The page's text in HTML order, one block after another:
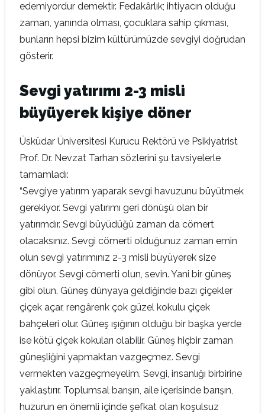
edemiyordur demektir. Fedakârlık; ihtiyacın olduğu
zaman, yanında olması, çocuklara sahip çıkması,
bunların hepsi bizim kültürümüzde sevgiyi doğrudan
gösterir.
Sevgi yatırımı 2-3 misli
büyüyerek kişiye döner
Üsküdar Üniversitesi Kurucu Rektörü ve Psikiyatrist
Prof. Dr. Nevzat Tarhan sözlerini şu tavsiyelerle
tamamladı:
“Sevgiye yatırım yaparak sevgi havuzunu büyütmek
gerekiyor. Sevgi yatırımı geri dönüşü olan bir
yatırımdır. Sevgi büyüdüğü zaman da cömert
olacaksınız. Sevgi cömerti olduğunuz zaman emin
olun sevgi yatırımınız 2-3 misli büyüyerek size
dönüyor. Sevgi cömerti olun, sevin. Yani bir güneş
gibi olun. Güneş dünyaya geldiğinde bazı çiçekler
çiçek açar, rengârenk çok güzel kokulu çiçek
bahçeleri olur. Güneş ışığının olduğu bir başka yerde
ise kötü çiçek kokuları olabilir. Güneş hiçbir zaman
güneşliğini yapmaktan vazgeçmez. Sevgi
vermekten vazgeçmeyelim. Sevgi, insanlığı birbirine
yaklaştırır. Toplumsal barışın, aile içerisinde barışın,
huzurun en önemli içinde şefkat olan koşulsuz